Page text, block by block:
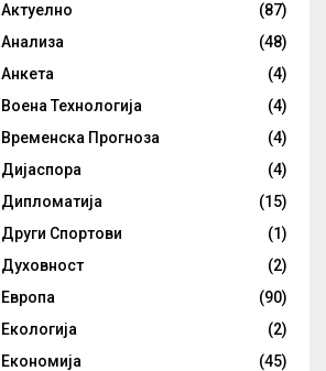
Актуелно
(87)
Анализа
(48)
Анкета
(4)
Воена Технологија
(4)
Временска Прогноза
(4)
Дијаспора
(4)
Дипломатија
(15)
Други Спортови
(1)
Духовност
(2)
Европа
(90)
Екологија
(2)
Економија
(45)